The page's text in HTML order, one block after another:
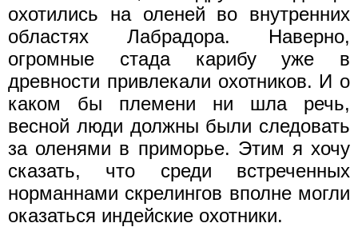
охотились на оленей во внутренних
областях Лабрадора. Наверно,
огромные стада карибу уже в
древности привлекали охотников. И о
каком бы племени ни шла речь,
весной люди должны были следовать
за оленями в приморье. Этим я хочу
сказать, что среди встреченных
норманнами скрелингов вполне могли
оказаться индейские охотники.